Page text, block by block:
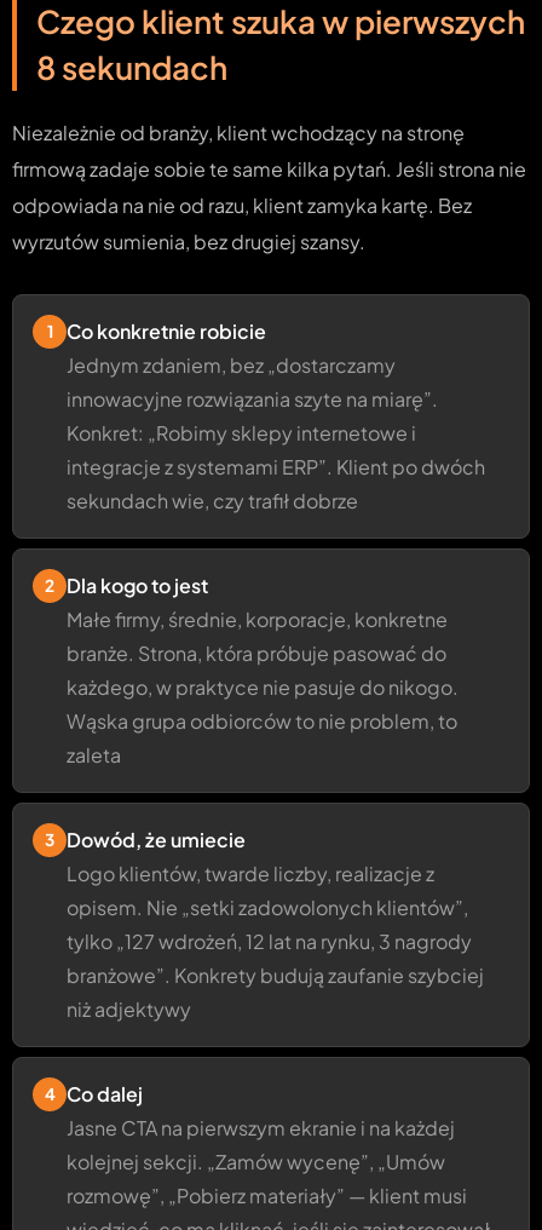
Czego klient szuka w pierwszych
8 sekundach
Niezależnie od branży, klient wchodzący na stronę
firmową zadaje sobie te same kilka pytań. Jeśli strona nie
odpowiada na nie od razu, klient zamyka kartę. Bez
wyrzutów sumienia, bez drugiej szansy.
1
Co konkretnie robicie
Jednym zdaniem, bez „dostarczamy
innowacyjne rozwiązania szyte na miarę”.
Konkret: „Robimy sklepy internetowe i
integracje z systemami ERP”. Klient po dwóch
sekundach wie, czy trafił dobrze
2
Dla kogo to jest
Małe firmy, średnie, korporacje, konkretne
branże. Strona, która próbuje pasować do
każdego, w praktyce nie pasuje do nikogo.
Wąska grupa odbiorców to nie problem, to
zaleta
3
Dowód, że umiecie
Logo klientów, twarde liczby, realizacje z
opisem. Nie „setki zadowolonych klientów”,
tylko „127 wdrożeń, 12 lat na rynku, 3 nagrody
branżowe”. Konkrety budują zaufanie szybciej
niż adjektywy
4
Co dalej
Jasne CTA na pierwszym ekranie i na każdej
kolejnej sekcji. „Zamów wycenę”, „Umów
rozmowę”, „Pobierz materiały” — klient musi